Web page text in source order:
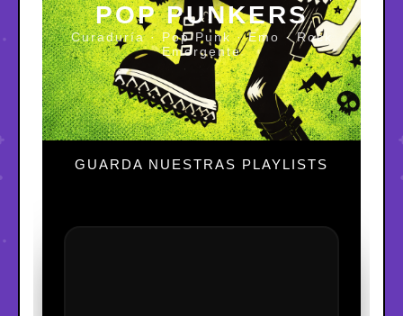
POP PUNKERS
Curaduría · Pop Punk · Emo · Rock
Emergente
GUARDA NUESTRAS PLAYLISTS